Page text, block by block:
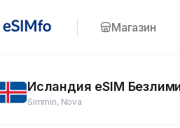
Магазин
Исландия eSIM
Simmin, Nova